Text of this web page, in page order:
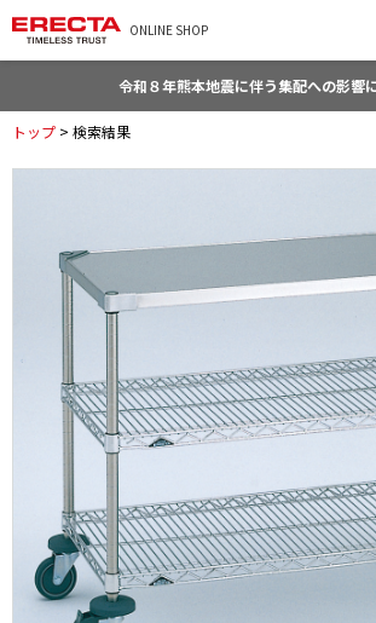
ONLINE SHOP
令和８年熊本地震に伴う集配への影響
トップ > 検索結果